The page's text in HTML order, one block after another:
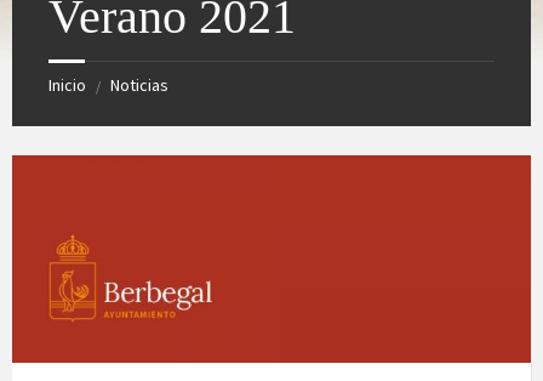
Verano 2021
Inicio / Noticias